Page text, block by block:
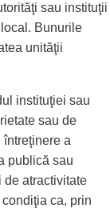
sau instituţii
Bunurile
unităţii
instituţiei sau
sau de
a
publică sau
de atractivitate
ca, prin